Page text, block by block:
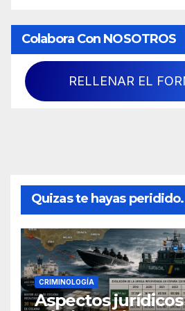
Colabora Con NOSOTROS
RELLENAR EL
Quizas te hayas
CRIMINOLOGÍA
Aspectos jurídicos